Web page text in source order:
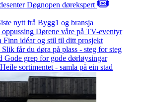
Døgnopen dørekspert
nytt frå Bygg1 og bransja
Dørene våre på TV-eventyr
Finn idéar og stil til ditt prosjekt
Slik får du døra på plass - steg for steg
Gode grep for gode dørløysingar
Heile sortimentet - samla på ein stad